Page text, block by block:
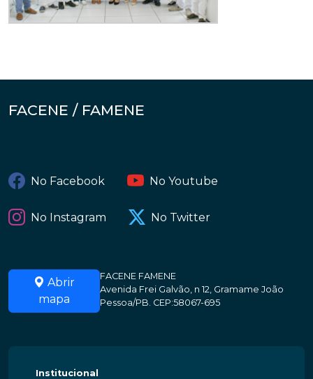
FACENE / FAMENE
No Facebook No Youtube
No Instagram No Twitter
Abrir
mapa
FACENE FAMENE
Avenida Frei Galvão, n 12, Gramame João
Pessoa/PB. CEP:58067-695
Institucional